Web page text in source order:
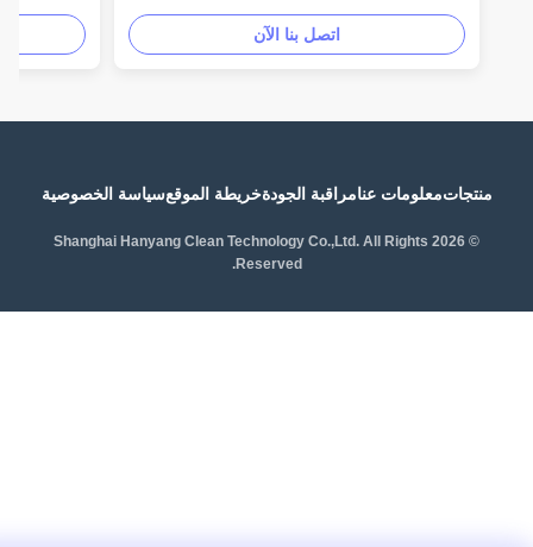
اتصل بنا الآن
منتجاتمعلومات عنامراقبة الجودةخريطة الموقعسياسة الخصوصية
© 2026 Shanghai Hanyang Clean Technology Co.,Ltd. All Rights
Reserved.